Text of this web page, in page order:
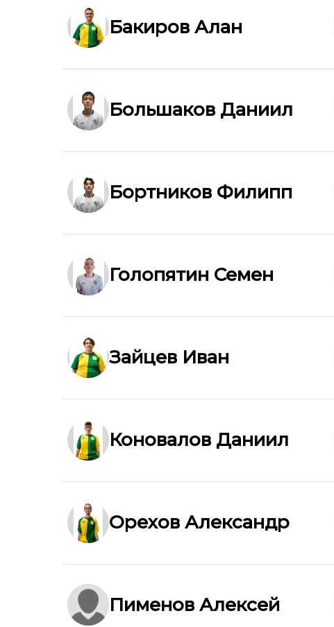
Бакиров Алан
Большаков Даниил
Бортников Филипп
Голопятин Семен
Зайцев Иван
Коновалов Даниил
Орехов Александр
Пименов Алексей